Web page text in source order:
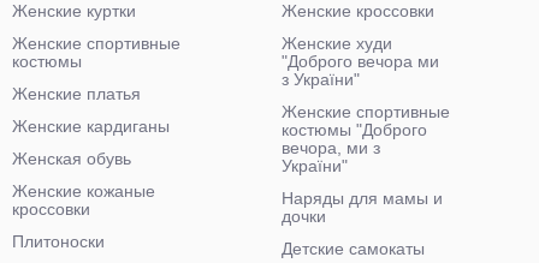
Женские куртки
Женские спортивные
костюмы
Женские платья
Женские кардиганы
Женская обувь
Женские кожаные
кроссовки
Плитоноски
Женские кроссовки
Женские худи
"Доброго вечора ми
з України"
Женские спортивные
костюмы "Доброго
вечора, ми з
України"
Наряды для мамы и
дочки
Детские самокаты